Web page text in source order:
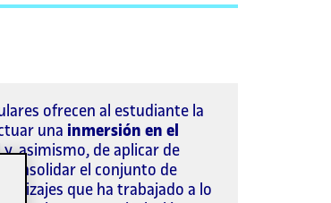
ofrecen al estudiante la
una inmersión en el
y, asimismo, de aplicar de
consolidar el conjunto de
que ha trabajado a lo